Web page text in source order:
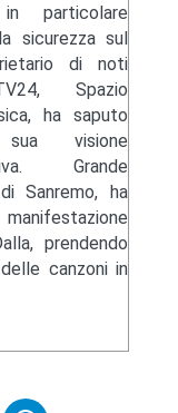
particolare
sicurezza sul
di noti
Spazio
ha saputo
visione
Grande
Sanremo, ha
prendendo
canzoni in